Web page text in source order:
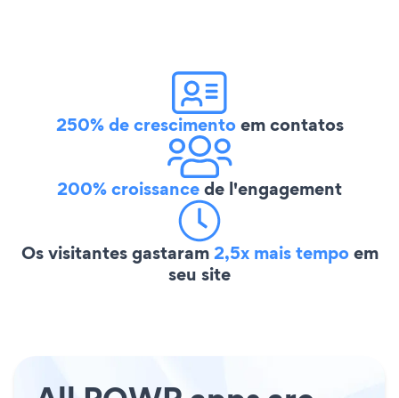
250% de crescimentoem contatos
200% croissancede l'engagement
Os visitantes gastaram2,5x mais tempoem
seu site